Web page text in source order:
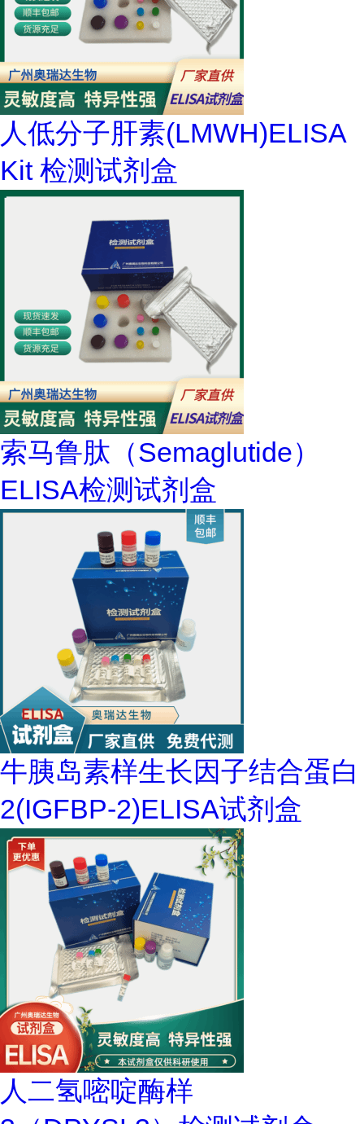
人低分子肝素(LMWH)ELISA
Kit 检测试剂盒
索马鲁肽（Semaglutide）
ELISA检测试剂盒
牛胰岛素样生长因子结合蛋白
2(IGFBP-2)ELISA试剂盒
人二氢嘧啶酶样